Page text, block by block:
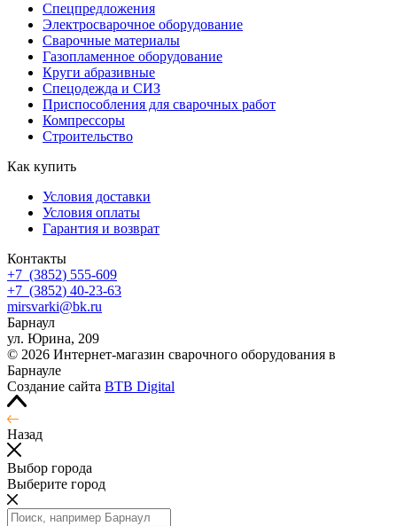
Спецпредложения
Электросварочное оборудование
Сварочные материалы
Газопламенное оборудование
Круги абразивные
Спецодежда и СИЗ
Приспособления для сварочных работ
Компрессоры
Строительство
Как купить
Условия доставки
Условия оплаты
Гарантия и возврат
Контакты
+7 (3852) 555-609
+7 (3852) 40-23-63
mirsvarki@bk.ru
Барнаул
ул. Юрина, 209
© 2026 Интернет-магазин сварочного оборудования в
Барнауле
Создание сайта BTB Digital
Назад
Выбор города
Выберите город